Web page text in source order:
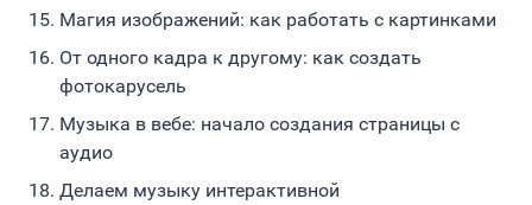
Магия изображений: как работать с картинками
От одного кадра к другому: как создать
фотокарусель
Музыка в вебе: начало создания страницы с
аудио
Делаем музыку интерактивной